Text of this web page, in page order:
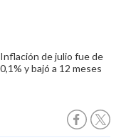
Inflación de julio fue de
0,1% y bajó a 12 meses